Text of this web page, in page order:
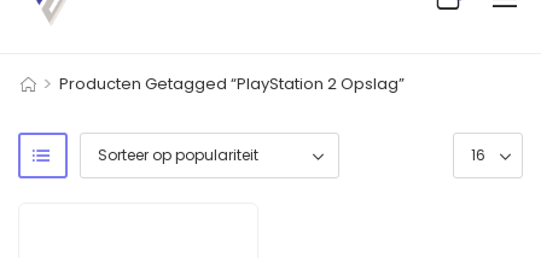
> Producten Getagged “PlayStation 2 Opslag”